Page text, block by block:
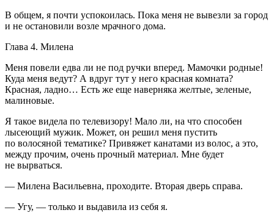
В общем, я почти успокоилась. Пока меня не вывезли за город
и не остановили возле мрачного дома.
Глава 4. Милена
Меня повели едва ли не под ручки вперед. Мамочки родные!
Куда меня ведут? А вдруг тут у него красная комната?
Красная, ладно… Есть же еще наверняка желтые, зеленые,
малиновые.
Я такое видела по телевизору! Мало ли, на что способен
лысеющий мужик. Может, он решил меня пустить
по волосяной тематике? Привяжет канатами из волос, а это,
между прочим, очень прочный материал. Мне будет
не вырваться.
— Милена Васильевна, проходите. Вторая дверь справа.
— Угу, — только и выдавила из себя я.